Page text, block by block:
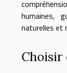
humaines,
naturelles et
Choisir